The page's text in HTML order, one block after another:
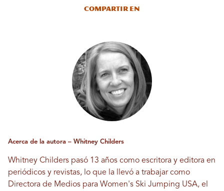
Compartir en
Acerca de la autora – Whitney Childers
Whitney Childers pasó 13 años como escritora y editora en
periódicos y revistas, lo que la llevó a trabajar como
Directora de Medios para Women's Ski Jumping USA, el